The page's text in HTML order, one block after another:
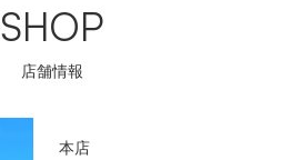
SHOP
店舗情報
本店